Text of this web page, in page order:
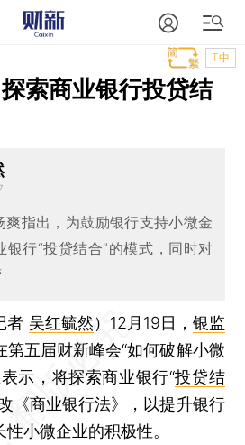
T中
索商业银行投贷结
爽指出，为鼓励银行支持小微金
行“投贷结合”的模式，同时对
者 吴红毓然） 12月19日， 银监
第五届财新峰会“如何破解小微
示，将探索商业银行“投贷结
《商业银行法》，以提升银行
小微企业的积极性。